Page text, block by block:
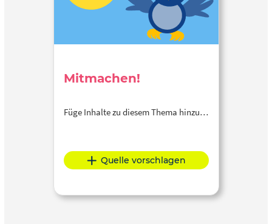
Mitmachen!
Füge Inhalte zu diesem Thema hinzu…
Quelle vorschlagen